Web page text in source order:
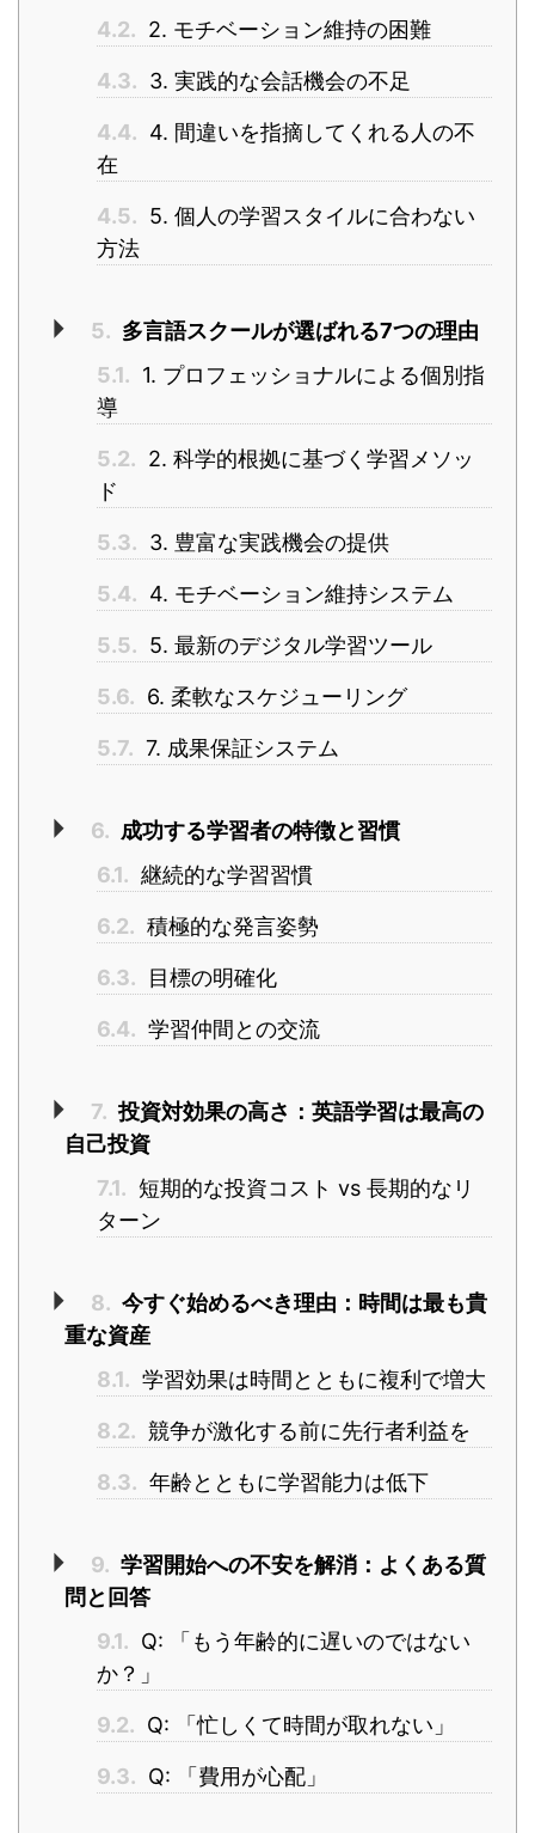
4.2. 2. モチベーション維持の困難
4.3. 3. 実践的な会話機会の不足
4.4. 4. 間違いを指摘してくれる人の不
在
4.5. 5. 個人の学習スタイルに合わない
方法
5. 多言語スクールが選ばれる7つの理由
5.1. 1. プロフェッショナルによる個別指
導
5.2. 2. 科学的根拠に基づく学習メソッ
ド
5.3. 3. 豊富な実践機会の提供
5.4. 4. モチベーション維持システム
5.5. 5. 最新のデジタル学習ツール
5.6. 6. 柔軟なスケジューリング
5.7. 7. 成果保証システム
6. 成功する学習者の特徴と習慣
6.1. 継続的な学習習慣
6.2. 積極的な発言姿勢
6.3. 目標の明確化
6.4. 学習仲間との交流
7. 投資対効果の高さ：英語学習は最高の
自己投資
7.1. 短期的な投資コスト vs 長期的なリ
ターン
8. 今すぐ始めるべき理由：時間は最も貴
重な資産
8.1. 学習効果は時間とともに複利で増大
8.2. 競争が激化する前に先行者利益を
8.3. 年齢とともに学習能力は低下
9. 学習開始への不安を解消：よくある質
問と回答
9.1. Q: 「もう年齢的に遅いのではない
か？」
9.2. Q: 「忙しくて時間が取れない」
9.3. Q: 「費用が心配」